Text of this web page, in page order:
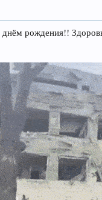
днём рождения!!